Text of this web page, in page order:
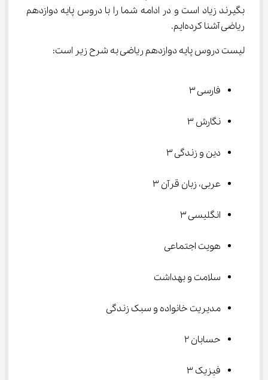
بگیرند زیاد است و در ادامه شما را با دروس پایه دوازدهم
ریاضی آشنا کرده‌ایم.
لیست دروس پایه دوازدهم ریاضی به شرح زیر است:
فارسی ۳
نگارش ۳
دین و زندگی ۳
عربی، زبان قرآن ۳
انگلیسی ۳
هویت اجتماعی
سلامت و بهداشت
مدیریت خانواده و سبک زندگی
حسابان ۲
فیزیک ۳